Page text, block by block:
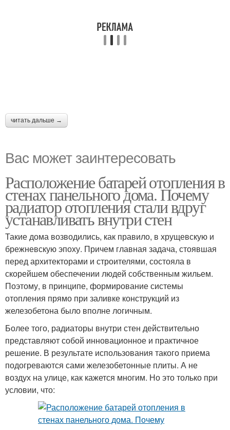
читать дальше →
Вас может заинтересовать
Расположение батарей отопления в
стенах панельного дома. Почему
радиатор отопления стали вдруг
устанавливать внутри стен
Такие дома возводились, как правило, в хрущевскую и
брежневскую эпоху. Причем главная задача, стоявшая
перед архитекторами и строителями, состояла в
скорейшем обеспечении людей собственным жильем.
Поэтому, в принципе, формирование системы
отопления прямо при заливке конструкций из
железобетона было вполне логичным.
Более того, радиаторы внутри стен действительно
представляют собой инновационное и практичное
решение. В результате использования такого приема
подогреваются сами железобетонные плиты. А не
воздух на улице, как кажется многим. Но это только при
условии, что: